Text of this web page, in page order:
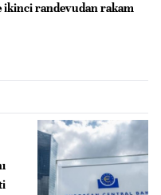
ikinci randevudan rakam